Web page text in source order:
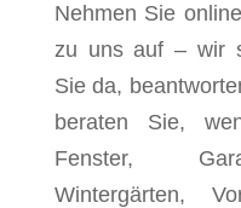
Nehmen Sie
zu uns auf – wir
Sie da,
beraten Sie,
Fenster,
Wintergärten,